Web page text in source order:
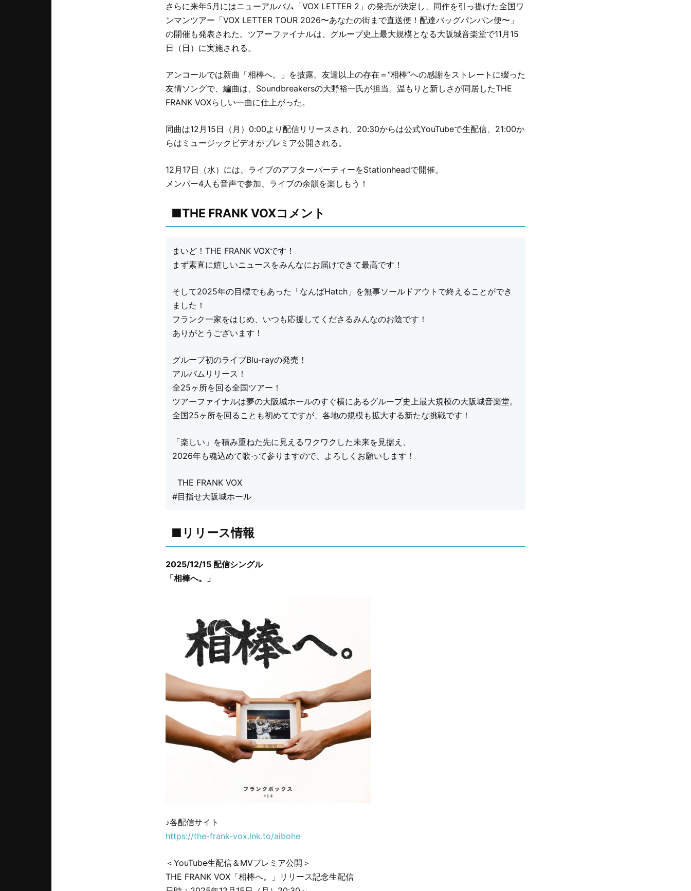
さらに来年5月にはニューアルバム「VOX LETTER 2」の発売が決定し、同作を引っ提げた全国ワ
ンマンツアー「VOX LETTER TOUR 2026〜あなたの街まで直送便！配達バッグパンパン便〜」
の開催も発表された。ツアーファイナルは、グループ史上最大規模となる大阪城音楽堂で11月15
日（日）に実施される。
アンコールでは新曲「相棒へ。」を披露。友達以上の存在＝“相棒”への感謝をストレートに綴った
友情ソングで、編曲は、Soundbreakersの大野裕一氏が担当。温もりと新しさが同居したTHE
FRANK VOXらしい一曲に仕上がった。
同曲は12月15日（月）0:00より配信リリースされ、20:30からは公式YouTubeで生配信、21:00か
らはミュージックビデオがプレミア公開される。
12月17日（水）には、ライブのアフターパーティーをStationheadで開催。
メンバー4人も音声で参加、ライブの余韻を楽しもう！
■THE FRANK VOXコメント
まいど！THE FRANK VOXです！
まず素直に嬉しいニュースをみんなにお届けできて最高です！
そして2025年の目標でもあった「なんばHatch」を無事ソールドアウトで終えることができ
ました！
フランク一家をはじめ、いつも応援してくださるみんなのお陰です！
ありがとうございます！
グループ初のライブBlu-rayの発売！
アルバムリリース！
全25ヶ所を回る全国ツアー！
ツアーファイナルは夢の大阪城ホールのすぐ横にあるグループ史上最大規模の大阪城音楽堂。
全国25ヶ所を回ることも初めてですが、各地の規模も拡大する新たな挑戦です！
「楽しい」を積み重ねた先に見えるワクワクした未来を見据え、
2026年も魂込めて歌って参りますので、よろしくお願いします！
THE FRANK VOX
#目指せ大阪城ホール
■リリース情報
2025/12/15 配信シングル
「相棒へ。」
♪各配信サイト
https://the-frank-vox.lnk.to/aibohe
＜YouTube生配信＆MVプレミア公開＞
THE FRANK VOX「相棒へ。」リリース記念生配信